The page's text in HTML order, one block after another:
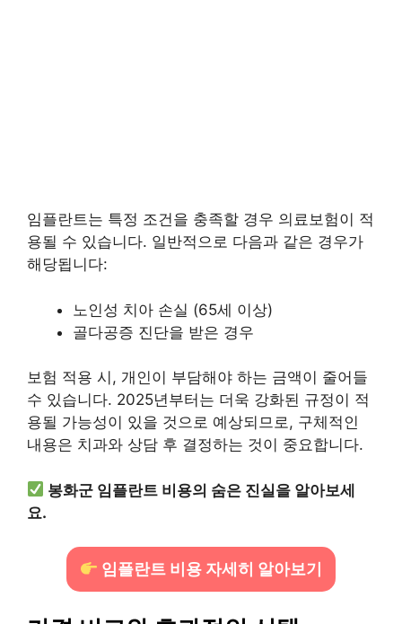
임플란트는 특정 조건을 충족할 경우 의료보험이 적
용될 수 있습니다. 일반적으로 다음과 같은 경우가
해당됩니다:
노인성 치아 손실 (65세 이상)
골다공증 진단을 받은 경우
보험 적용 시, 개인이 부담해야 하는 금액이 줄어들
수 있습니다. 2025년부터는 더욱 강화된 규정이 적
용될 가능성이 있을 것으로 예상되므로, 구체적인
내용은 치과와 상담 후 결정하는 것이 중요합니다.
봉화군 임플란트 비용의 숨은 진실을 알아보세
요.
임플란트 비용 자세히 알아보기